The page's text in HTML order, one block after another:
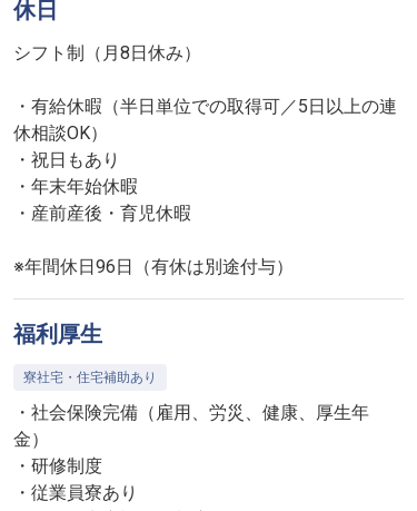
休日
シフト制（月8日休み）
・有給休暇（半日単位での取得可／5日以上の連
休相談OK）
・祝日もあり
・年末年始休暇
・産前産後・育児休暇
※年間休日96日（有休は別途付与）
福利厚生
寮社宅・住宅補助あり
・社会保険完備（雇用、労災、健康、厚生年
金）
・研修制度
・従業員寮あり